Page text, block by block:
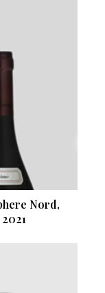
Nord,